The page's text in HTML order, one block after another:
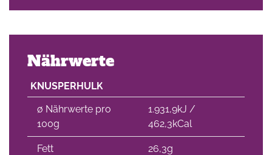
Nährwerte
KNUSPERHULK
∅ Nährwerte pro
100g
1.931,9kJ /
462,3kCal
Fett 26,3g